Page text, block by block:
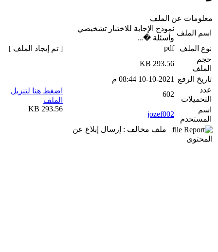
معلومات عن الملف
اسم الملف
نموذج الإجابة للاختبار تشخيصي
وأسئلة �...
نوع الملف
pdf
حجم
الملف
293.56 KB
تاريخ الرفع
10-10-2021 08:44 م
عدد
التحميلات
602
اسم
المستخدم
jozef002
ملف مخالف : إرسال إبلاغ عن
المحتوى
[ تم إيجاد الملف ]
اضغط هنا لتنزيل
الملف
293.56 KB